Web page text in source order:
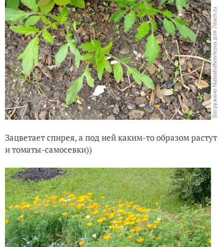
Зацветает спирея, а под ней каким-то образом растут
и томаты-самосевки))